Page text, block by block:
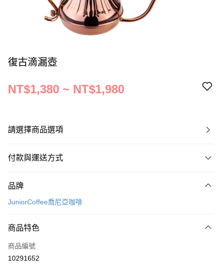
復古滴漏壺
NT$1,380 ~ NT$1,980
請選擇商品選項
付款與運送方式
信用卡一次付款
宅配
每筆NT$150
品牌
JuniorCoffee喬尼亞咖啡
商品特色
商品編號
10291652